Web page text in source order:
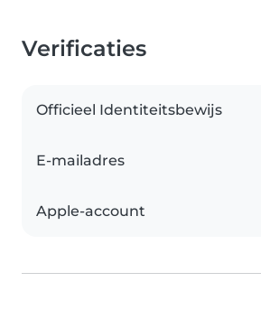
Verificaties
Officieel Identiteitsbewijs
E-mailadres
Apple-account